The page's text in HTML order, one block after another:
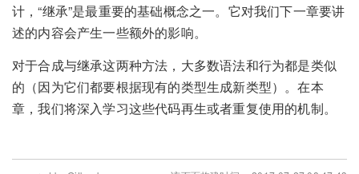
计，“继承”是最重要的基础概念之一。它对我们下一章要讲
述的内容会产生一些额外的影响。
对于合成与继承这两种方法，大多数语法和行为都是类似
的（因为它们都要根据现有的类型生成新类型）。在本
章，我们将深入学习这些代码再生或者重复使用的机制。